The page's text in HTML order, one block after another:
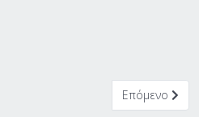
ραντεβού στη ταράτσα της Νέας
Επόμενο
Επόμενο